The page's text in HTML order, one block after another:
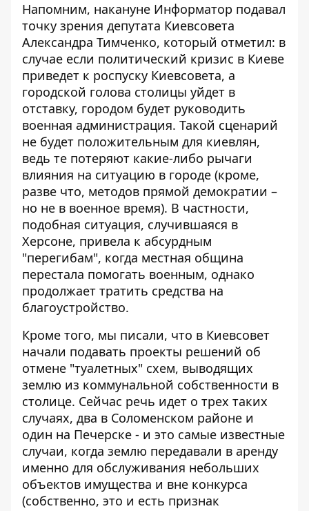
Напомним, накануне Информатор подавал
точку зрения депутата Киевсовета
Александра Тимченко, который отметил: в
случае если политический кризис в Киеве
приведет к роспуску Киевсовета, а
городской голова столицы уйдет в
отставку, городом будет руководить
военная администрация. Такой сценарий
не будет положительным для киевлян,
ведь те потеряют какие-либо рычаги
влияния на ситуацию в городе (кроме,
разве что, методов прямой демократии –
но не в военное время). В частности,
подобная ситуация, случившаяся в
Херсоне, привела к абсурдным
"перегибам", когда местная община
перестала помогать военным, однако
продолжает тратить средства на
благоустройство.
Кроме того, мы писали, что в Киевсовет
начали подавать проекты решений об
отмене "туалетных" схем, выводящих
землю из коммунальной собственности в
столице. Сейчас речь идет о трех таких
случаях, два в Соломенском районе и
один на Печерске - и это самые известные
случаи, когда землю передавали в аренду
именно для обслуживания небольших
объектов имущества и вне конкурса
(собственно, это и есть признак